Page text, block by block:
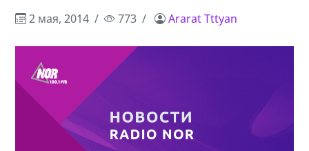
2 мая, 2014 773 Ararat Tttyan